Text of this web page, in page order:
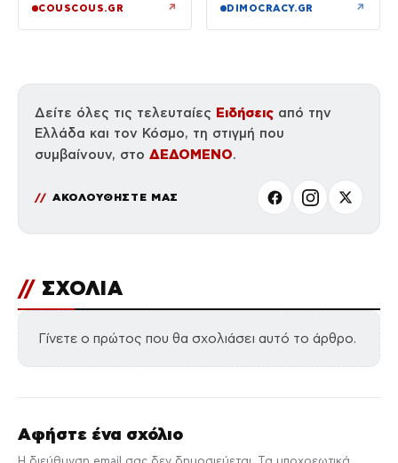
COUSCOUS.GR ↗ DIMOCRACY.GR ↗
Δείτε όλες τις τελευταίες Ειδήσεις από την
Ελλάδα και τον Κόσμο, τη στιγμή που
συμβαίνουν, στο ΔΕΔΟΜΕΝΟ.
ΑΚΟΛΟΥΘΗΣΤΕ ΜΑΣ
// ΣΧΟΛΙΑ
Γίνετε ο πρώτος που θα σχολιάσει αυτό το άρθρο.
Αφήστε ένα σχόλιο